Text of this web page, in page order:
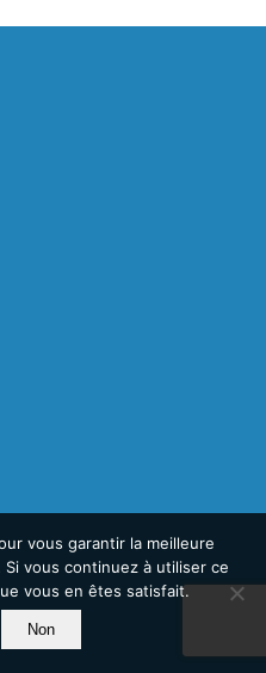
vous garantir la meilleure
vous continuez à utiliser ce
vous en êtes satisfait.
Non